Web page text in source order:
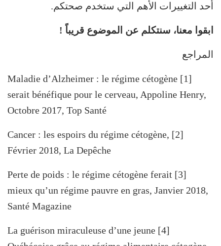
أحد التغييرات الأهم التي ستخدم صحتكم.
ابقوا معنا، سنتكلم عن الموضوع قريباً !
المراجع
[1] Maladie d’Alzheimer : le régime cétogène
serait bénéfique pour le cerveau, Appoline Henry,
Octobre 2017, Top Santé
[2] Cancer : les espoirs du régime cétogène,
Février 2018, La Depêche
[3] Perte de poids : le régime cétogène ferait
mieux qu’un régime pauvre en gras, Janvier 2018,
Santé Magazine
[4] La guérison miraculeuse d’une jeune